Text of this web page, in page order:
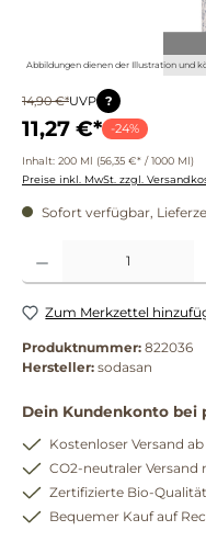
Abbildungen dienen der Illustration und
14,90 €*UVP ?
11,27 €* -24%
Inhalt: 200 Ml (56,35 €* / 1000 Ml)
Preise inkl. MwSt. zzgl.
Sofort verfügbar,
Produkt Anzahl: Gib den
Zum Merkzettel
Produktnummer: 822036
Hersteller: sodasan
Dein Kundenkonto bei
Kostenloser Versand
CO2-neutraler Versand
Zertifizierte Bio-Qualität
Bequemer Kauf auf